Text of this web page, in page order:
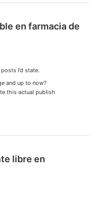
en farmacia de
I’d state.
and up to now?
this actual publish
libre en